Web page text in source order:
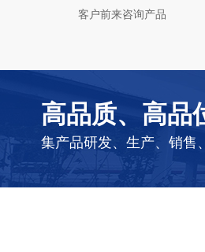
客户前来咨询产品
高品质、高品
集产品研发、生产、销售